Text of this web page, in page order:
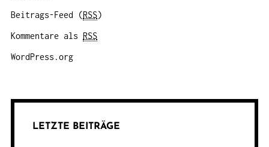
Beitrags-Feed (RSS)
Kommentare als RSS
WordPress.org
LETZTE BEITRÄGE